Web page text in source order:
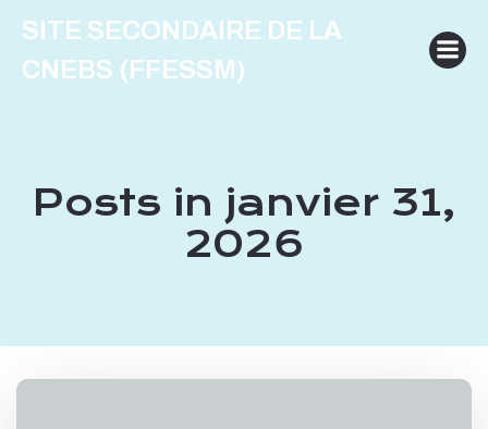
au
contenu
SITE SECONDAIRE DE LA
CNEBS (FFESSM)
Posts in janvier 31,
2026